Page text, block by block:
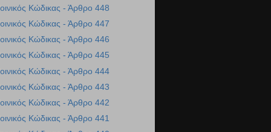
Κώδικας - Άρθρο 448
Κώδικας - Άρθρο 447
Κώδικας - Άρθρο 446
Κώδικας - Άρθρο 445
Κώδικας - Άρθρο 444
Κώδικας - Άρθρο 443
Κώδικας - Άρθρο 442
Κώδικας - Άρθρο 441